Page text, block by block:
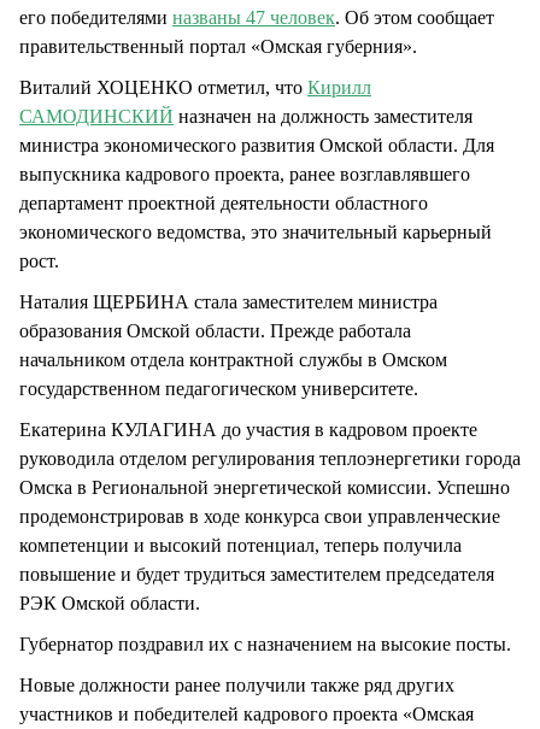
его победителями названы 47 человек. Об этом сообщает
правительственный портал «Омская губерния».
Виталий ХОЦЕНКО отметил, что Кирилл
САМОДИНСКИЙ назначен на должность заместителя
министра экономического развития Омской области. Для
выпускника кадрового проекта, ранее возглавлявшего
департамент проектной деятельности областного
экономического ведомства, это значительный карьерный
рост.
Наталия ЩЕРБИНА стала заместителем министра
образования Омской области. Прежде работала
начальником отдела контрактной службы в Омском
государственном педагогическом университете.
Екатерина КУЛАГИНА до участия в кадровом проекте
руководила отделом регулирования теплоэнергетики города
Омска в Региональной энергетической комиссии. Успешно
продемонстрировав в ходе конкурса свои управленческие
компетенции и высокий потенциал, теперь получила
повышение и будет трудиться заместителем председателя
РЭК Омской области.
Губернатор поздравил их с назначением на высокие посты.
Новые должности ранее получили также ряд других
участников и победителей кадрового проекта «Омская